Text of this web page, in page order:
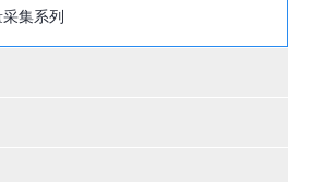
集系列